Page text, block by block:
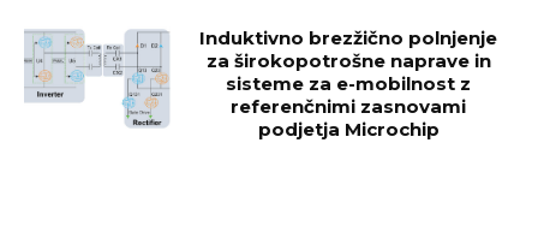
Induktivno brezžično polnjenje
za širokopotrošne naprave in
sisteme za e-mobilnost z
referenčnimi zasnovami
podjetja Microchip